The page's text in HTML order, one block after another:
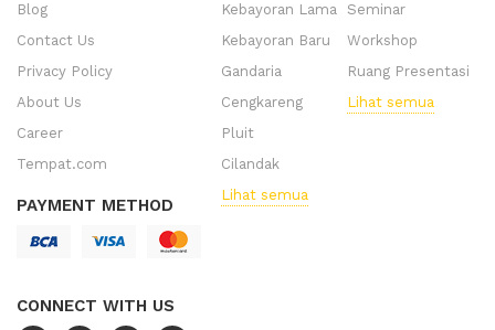
Blog
Contact Us
Privacy Policy
About Us
Career
Tempat.com
PAYMENT METHOD
CONNECT WITH US
Kebayoran Lama
Kebayoran Baru
Gandaria
Cengkareng
Pluit
Cilandak
Lihat semua
Seminar
Workshop
Ruang Presentasi
Lihat semua